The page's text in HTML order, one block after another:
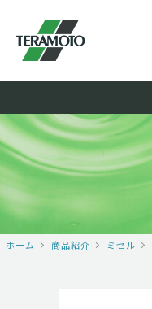
ホーム 商品紹介 ミセル